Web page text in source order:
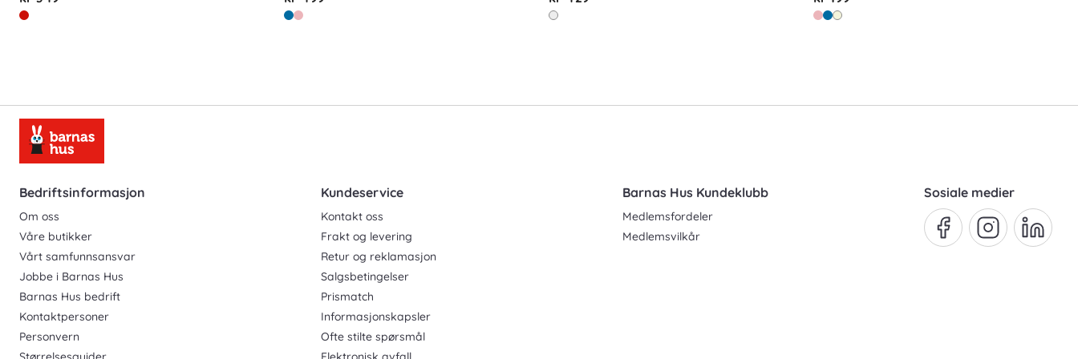
Bedriftsinformasjon
Om oss
Våre butikker
Vårt samfunnsansvar
Jobbe i Barnas Hus
Barnas Hus bedrift
Kontaktpersoner
Personvern
Kundeservice
Kontakt oss
Frakt og levering
Retur og reklamasjon
Salgsbetingelser
Prismatch
Informasjonskapsler
Ofte stilte spørsmål
Barnas Hus Kundeklubb
Medlemsfordeler
Medlemsvilkår
Sosiale medier